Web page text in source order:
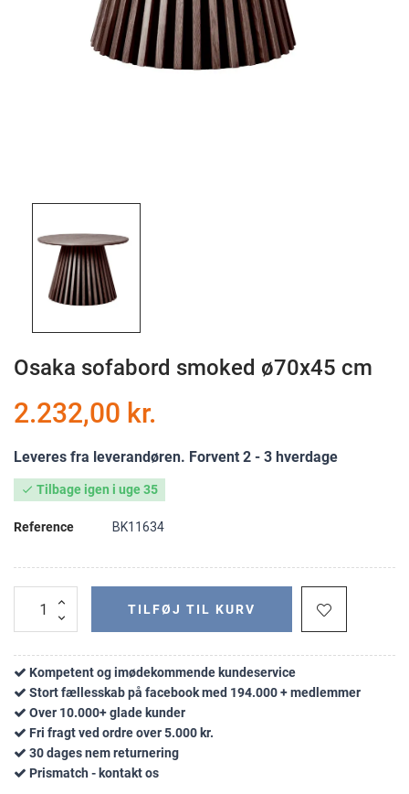
Osaka sofabord smoked ø70x45 cm
2.232,00 kr.
Leveres fra leverandøren. Forvent 2 - 3 hverdage
 Tilbage igen i uge 35
Reference BK11634
TILFØJ TIL KURV
Kompetent og imødekommende kundeservice
Stort fællesskab på facebook med 194.000 + medlemmer
Over 10.000+ glade kunder
Fri fragt ved ordre over 5.000 kr.
30 dages nem returnering
Prismatch - kontakt os